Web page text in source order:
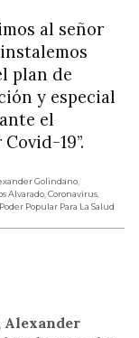
al señor
plan de
y especial
el
19”.
Golindano,
Alvarado,Coronavirus,
Popular Para La Salud
Alexander